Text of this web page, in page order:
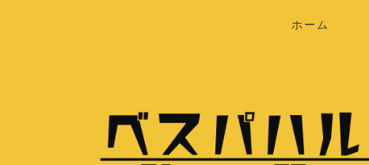
ホーム